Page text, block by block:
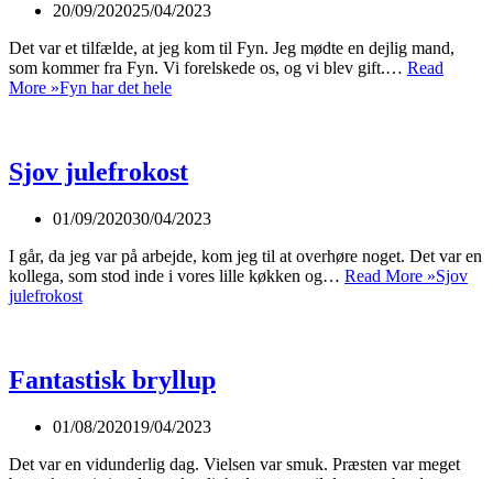
20/09/202025/04/2023
Det var et tilfælde, at jeg kom til Fyn. Jeg mødte en dejlig mand,
som kommer fra Fyn. Vi forelskede os, og vi blev gift.… Read
More »Fyn har det hele
Sjov julefrokost
01/09/202030/04/2023
I går, da jeg var på arbejde, kom jeg til at overhøre noget. Det var en
kollega, som stod inde i vores lille køkken og… Read More »Sjov
julefrokost
Fantastisk bryllup
01/08/202019/04/2023
Det var en vidunderlig dag. Vielsen var smuk. Præsten var meget